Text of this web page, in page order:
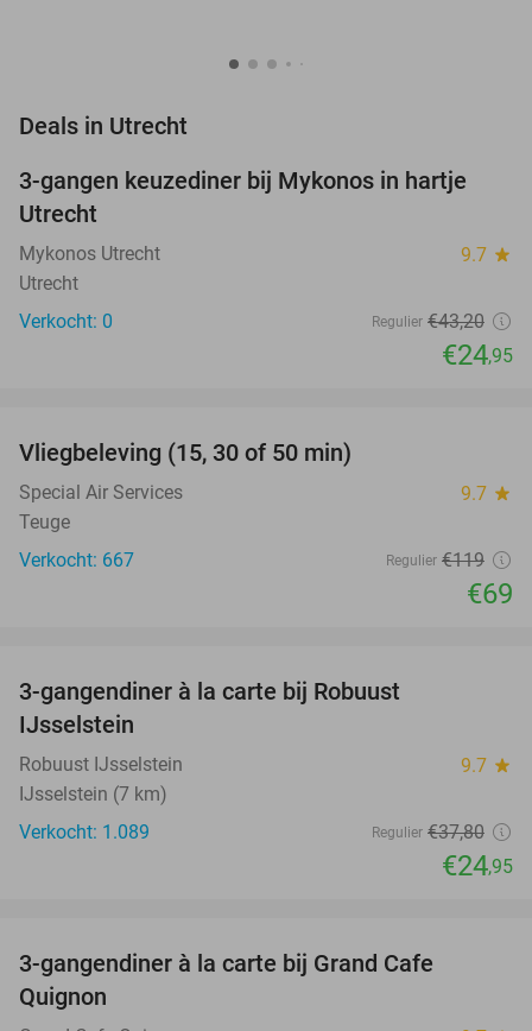
Deals in Utrecht
42%
NEW
TODAY
3-gangen keuzediner bij Mykonos in hartje
Utrecht
Mykonos Utrecht 9.7 star
Utrecht
Verkocht: 0
Regulier €43,20
€24,95
Vliegbeleving (15, 30 of 50 min)
Special Air Services 9.7 star
Teuge
Verkocht: 667
Regulier €119
€69
3-gangendiner à la carte bij Robuust
IJsselstein
Robuust IJsselstein 9.7 star
IJsselstein (7 km)
Verkocht: 1.089
Regulier €37,80
€24,95
3-gangendiner à la carte bij Grand Cafe
Quignon